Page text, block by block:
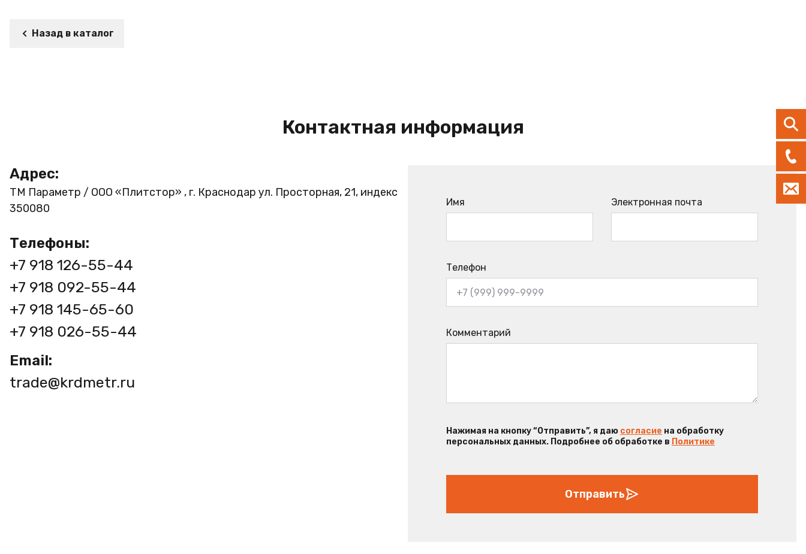
Назад в каталог
Контактная информация
Адрес:
ТМ Параметр / ООО «Плитстор» , г. Краснодар ул. Просторная, 21, индекс
350080
Телефоны:
+7 918 126-55-44
+7 918 092-55-44
+7 918 145-65-60
+7 918 026-55-44
Email:
trade@krdmetr.ru
Имя Электронная почта
Телефон
Комментарий
Нажимая на кнопку “Отправить”, я даю согласие на обработку
персональных данных. Подробнее об обработке в Политике
Отправить